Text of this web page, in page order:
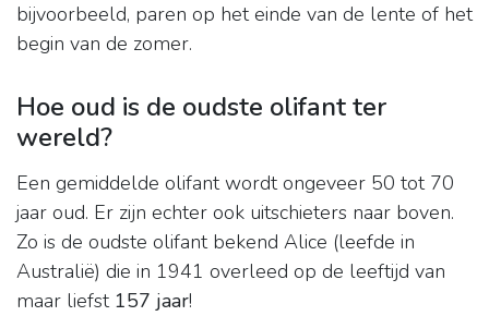
bijvoorbeeld, paren op het einde van de lente of het
begin van de zomer.
Hoe oud is de oudste olifant ter
wereld?
Een gemiddelde olifant wordt ongeveer 50 tot 70
jaar oud. Er zijn echter ook uitschieters naar boven.
Zo is de oudste olifant bekend Alice (leefde in
Australië) die in 1941 overleed op de leeftijd van
maar liefst 157 jaar!